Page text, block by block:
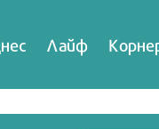
Лайф